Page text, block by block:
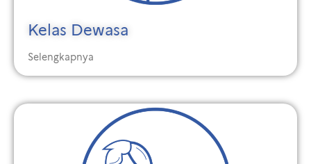
Kelas Dewasa
Selengkapnya